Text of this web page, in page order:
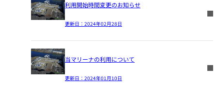
利用開始時間変更のお知らせ
更新日： 2024年02月28日
当マリーナの利用について
更新日： 2024年01月10日